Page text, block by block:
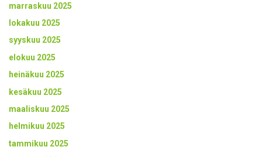
marraskuu 2025
lokakuu 2025
syyskuu 2025
elokuu 2025
heinäkuu 2025
kesäkuu 2025
maaliskuu 2025
helmikuu 2025
tammikuu 2025